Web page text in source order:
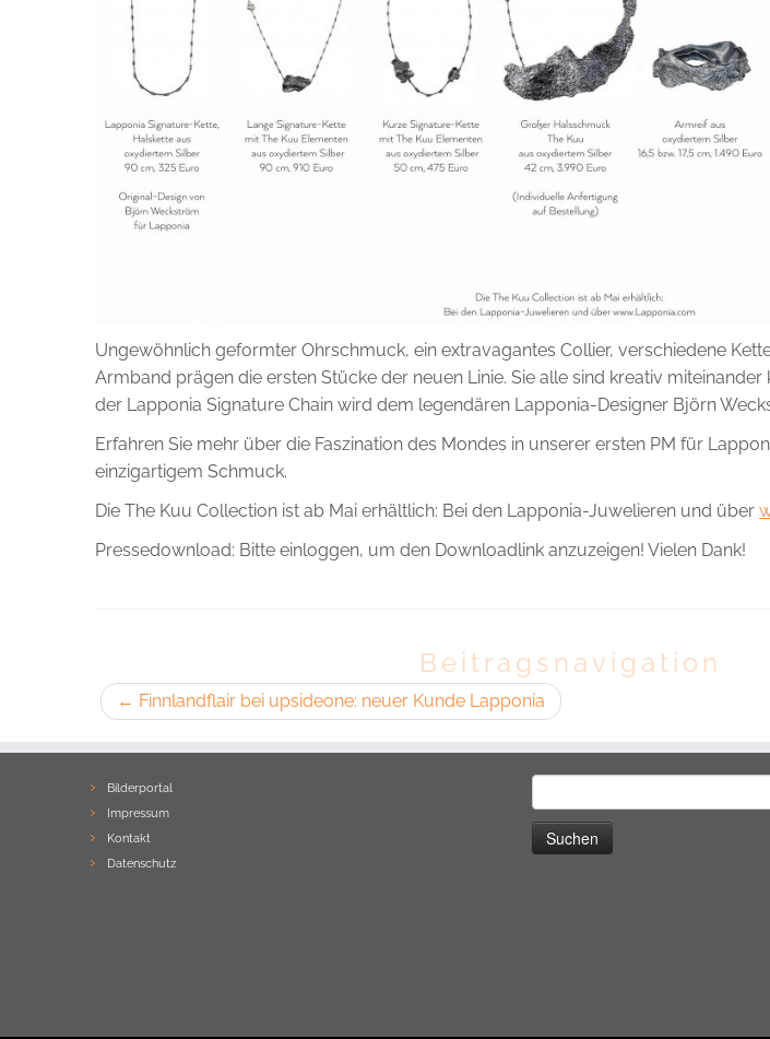
Ungewöhnlich geformter Ohrschmuck, ein extravagantes Collier, verschiedene
Armband prägen die ersten Stücke der neuen Linie. Sie alle sind kreativ
der Lapponia Signature Chain wird dem legendären Lapponia-Designer Björn
Erfahren Sie mehr über die Faszination des Mondes in unserer ersten PM für
einzigartigem Schmuck.
Die The Kuu Collection ist ab Mai erhältlich: Bei den Lapponia-Juwelieren und über
Pressedownload: Bitte einloggen, um den Downloadlink anzuzeigen! Vielen Dank!
Beitragsnavigation
← Finnlandflair bei upsideone: neuer Kunde Lapponia
Bilderportal
Impressum
Kontakt
Datenschutz
nach: